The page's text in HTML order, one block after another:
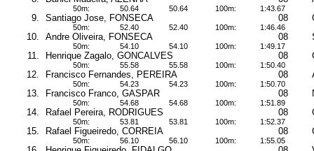
50m: 50.64 50.64 100m: 1:43.67
9. Santiago Jose, FONSECA 08
50m: 52.40 52.40 100m: 1:46.46
10. Andre Oliveira, FONSECA 08
50m: 54.10 54.10 100m: 1:49.17
11. Henrique Zagalo, GONCALVES 08
50m: 55.58 55.58 100m: 1:50.40
12. Francisco Fernandes, PEREIRA 08
50m: 54.23 54.23 100m: 1:50.70
13. Francisco Franco, GASPAR 08
50m: 54.68 54.68 100m: 1:51.89
14. Rafael Pereira, RODRIGUES 08
50m: 53.81 53.81 100m: 1:52.37
15. Rafael Figueiredo, CORREIA 08
50m: 56.10 56.10 100m: 1:55.05